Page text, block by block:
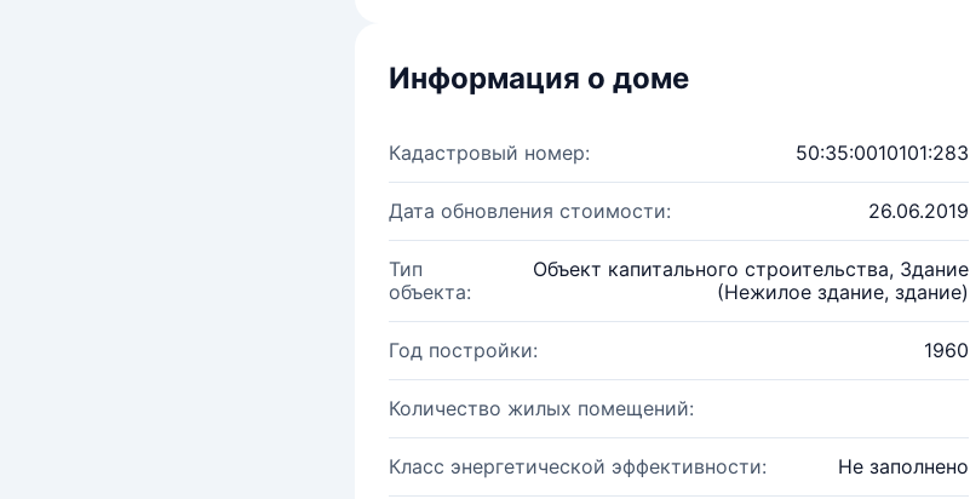
Информация о доме
Кадастровый номер: 50:35:0010101:283
Дата обновления стоимости: 26.06.2019
Тип
объекта:
Объект капитального строительства, Здание
(Нежилое здание, здание)
Год постройки: 1960
Количество жилых помещений:
Класс энергетической эффективности: Не заполнено